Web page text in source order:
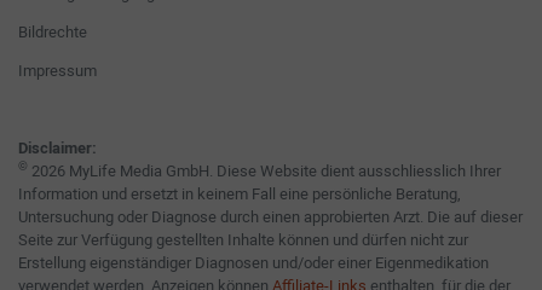
Bildrechte
Impressum
Disclaimer:
© 2026 MyLife Media GmbH. Diese Website dient ausschliesslich Ihrer
Information und ersetzt in keinem Fall eine persönliche Beratung,
Untersuchung oder Diagnose durch einen approbierten Arzt. Die auf dieser
Seite zur Verfügung gestellten Inhalte können und dürfen nicht zur
Erstellung eigenständiger Diagnosen und/oder einer Eigenmedikation
verwendet werden. Anzeigen können Affiliate-Links enthalten, für die der